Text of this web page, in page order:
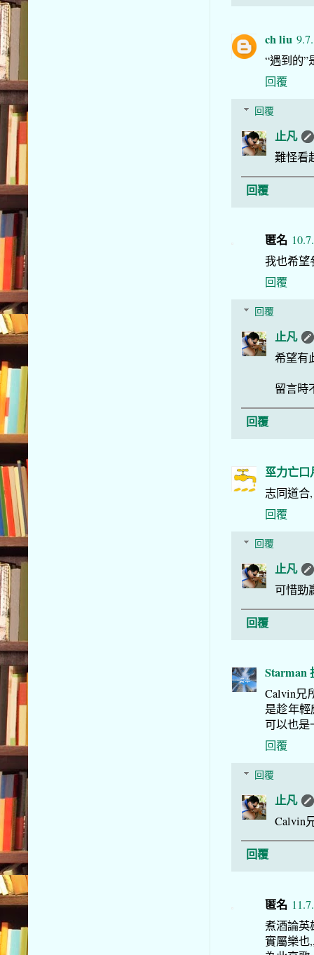
ch liu
“遇到的”
回覆
回覆
止凡
難怪看
回覆
匿名
我也希望
回覆
回覆
止凡
希望有
留言時
回覆
巠力亡口
志同道合
回覆
回覆
止凡
可惜勁
回覆
Starman
Calvin兄
是趁年
可以也是
回覆
回覆
止凡
Calvin
回覆
匿名
煮酒論英
實屬樂也